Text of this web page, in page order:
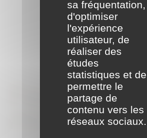
Formalités
associations
sa fréquentation,
d'optimiser
l'expérience
utilisateur, de
réaliser des
études
statistiques et de
permettre le
partage de
contenu vers les
réseaux sociaux.